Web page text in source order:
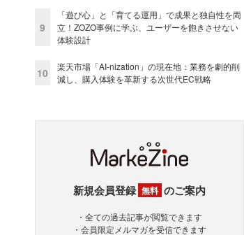
9
「遊び心」と「育てる運用」で成果と独自性を両
立！ZOZO事例に学ぶ、ユーザーを飽きさせない
体験設計
10
楽天市場「AI-nization」の現在地：業務を劇的削
減し、購入体験を革新する次世代EC戦略
新規会員登録 無料 のご案内
・全ての過去記事が閲覧できます
・会員限定メルマガを受信できます